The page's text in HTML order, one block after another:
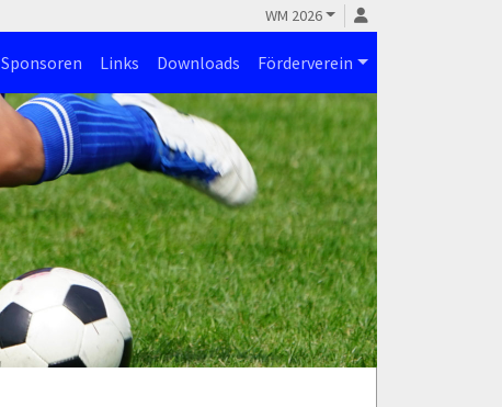
WM 2026
Sponsoren Links Downloads Förderverein